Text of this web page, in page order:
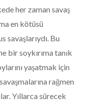
her zaman savaş
en kötüsü
savaşlarıydı. Bu
bir soykırıma tanık
yaşatmak için
rağmen
Yıllarca sürecek